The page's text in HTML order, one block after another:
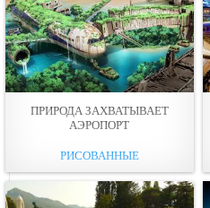
ПРИРОДА ЗАХВАТЫВАЕТ
АЭРОПОРТ
РИСОВАННЫЕ